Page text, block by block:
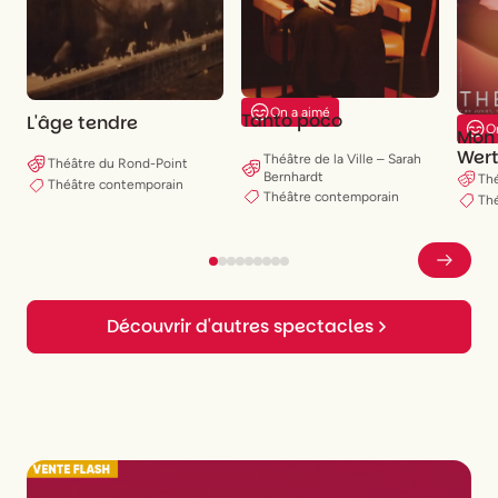
L'âge tendre
Théâtre du Rond-Point
Théâtre contemporain
On a aimé
Tanto poco
Théâtre de la Ville – Sarah
Bernhardt
Théâtre contemporain
Découvrir d'autres spectacles